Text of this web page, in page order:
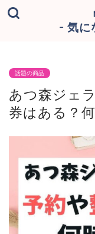
- 気に
話題の商品
あつ森ジェ
券はある？